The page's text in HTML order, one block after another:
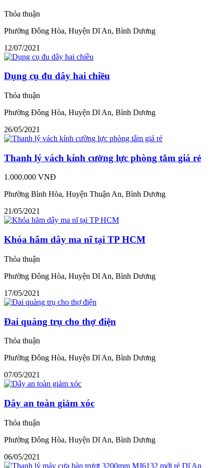
Thỏa thuận
Phường Đông Hòa, Huyện Dĩ An, Bình Dương
12/07/2021
Dụng cụ đu dây hai chiều
Thỏa thuận
Phường Đông Hòa, Huyện Dĩ An, Bình Dương
26/05/2021
Thanh lý vách kính cường lực phòng tắm giá rẻ
1.000.000 VNĐ
Phường Bình Hòa, Huyện Thuận An, Bình Dương
21/05/2021
Khóa hãm dây ma nĩ tại TP HCM
Thỏa thuận
Phường Đông Hòa, Huyện Dĩ An, Bình Dương
17/05/2021
Đai quàng trụ cho thợ điện
Thỏa thuận
Phường Đông Hòa, Huyện Dĩ An, Bình Dương
07/05/2021
Dây an toàn giảm xóc
Thỏa thuận
Phường Đông Hòa, Huyện Dĩ An, Bình Dương
06/05/2021